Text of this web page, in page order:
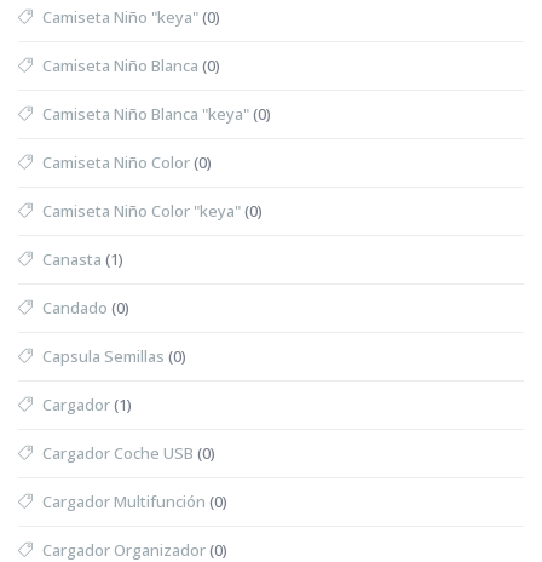
Camiseta Niño "keya"(0)
Camiseta Niño Blanca (0)
Camiseta Niño Blanca "keya"(0)
Camiseta Niño Color(0)
Camiseta Niño Color "keya"(0)
Canasta (1)
Candado (0)
Capsula Semillas (0)
Cargador(1)
Cargador Coche USB (0)
Cargador Multifunción (0)
Cargador Organizador(0)